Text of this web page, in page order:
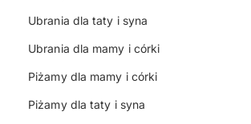
Ubrania dla taty i syna
Ubrania dla mamy i córki
Piżamy dla mamy i córki
Piżamy dla taty i syna